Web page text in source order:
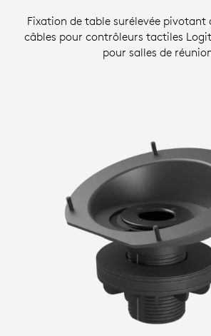
Fixation de table surélevée pivotant
câbles pour contrôleurs tactiles
pour salles de